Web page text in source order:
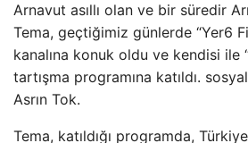
Arnavut asıllı olan ve bir süredir
Tema, geçtiğimiz günlerde “Yer6
kanalına konuk oldu ve kendisi ile
tartışma programına katıldı.
Asrın Tok.
Tema, katıldığı programda,